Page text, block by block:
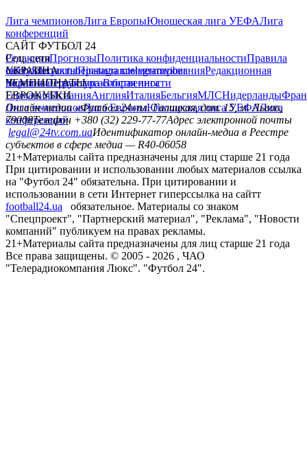
Лига чемпионовЛига ЕвропыЮношеская лига УЕФАЛига
конференций
САЙТ ФУТБОЛ 24
РедакцияПрогнозыПолитика конфиденциальностиПравила
сайтуКонтактыПравила комментированияРедакционная
политикаСтруктура собственности
Соц. сети
facebookxyoutubeinstagramtelegramviber
УКРАИНА
УкраинаПервая лигаВторая лига
ЧЕМПИОНАТЫ
ГерманияИспанияАнглияИталияБельгияМЛСНидерланды
ЕВРОКУБКИ
Лига чемпионовЛига ЕвропыЮношеская лига УЕФАЛига
конференций
Онлайн-медиа «Футбол 24»пл. Галицкая, дом. 15, м. Львов,
79008Телефон +380 (32) 229-77-77Адрес электронной почты
legal@24tv.com.uaИдентификатор онлайн-медиа в Реестре
субъектов в сфере медиа — R40-06058
21+Материалы сайта предназначены для лиц старше 21 года
При цитировании и использовании любых материалов ссылка
на "Футбол 24" обязательна. При цитировании и
использовании в сети Интернет гиперссылка на сайтт
football24.ua
обязательное. Материалы со знаком
"Спецпроект", "Партнерский материал", "Реклама", "Новости
компаний" публикуем на правах рекламы.
21+Материалы сайта предназначены для лиц старше 21 года
Все права защищены. © 2005 - 2026 , ЧАО
"Телерадиокомпания Люкс". "Футбол 24".